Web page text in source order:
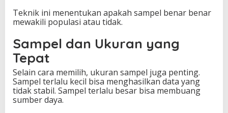
Teknik ini menentukan apakah sampel benar benar
mewakili populasi atau tidak.
Sampel dan Ukuran yang
Tepat
Selain cara memilih, ukuran sampel juga penting.
Sampel terlalu kecil bisa menghasilkan data yang
tidak stabil. Sampel terlalu besar bisa membuang
sumber daya.